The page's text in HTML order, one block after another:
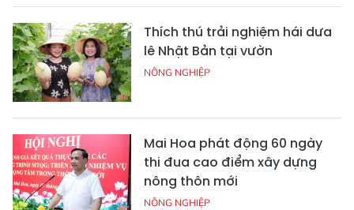
Thích thú trải nghiệm hái dưa
lê Nhật Bản tại vườn
NÔNG NGHIỆP
Mai Hoa phát động 60 ngày
thi đua cao điểm xây dựng
nông thôn mới
NÔNG NGHIỆP